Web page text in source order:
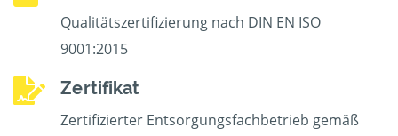
Qualitätszertifizierung nach DIN EN ISO
9001:2015
Zertifikat
Zertifizierter Entsorgungsfachbetrieb gemäß